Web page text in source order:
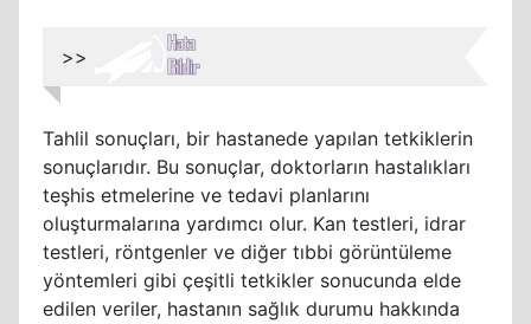
>>
Tahlil sonuçları, bir hastanede yapılan tetkiklerin
sonuçlarıdır. Bu sonuçlar, doktorların hastalıkları
teşhis etmelerine ve tedavi planlarını
oluşturmalarına yardımcı olur. Kan testleri, idrar
testleri, röntgenler ve diğer tıbbi görüntüleme
yöntemleri gibi çeşitli tetkikler sonucunda elde
edilen veriler, hastanın sağlık durumu hakkında